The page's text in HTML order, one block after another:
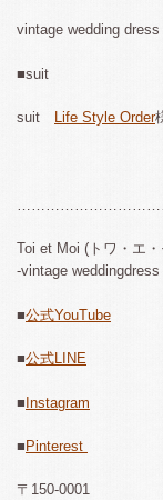
vintage wedding
■suit
suit Life Style Order
Toi et Moi (トワ・エ
-vintage
■公式YouTube
■公式LINE
■Instagram
■ Pinterest
〒150-0001